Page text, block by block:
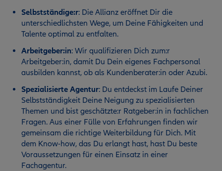
Selbstständige:r: Die Allianz eröffnet Dir die
unterschiedlichsten Wege, um Deine Fähigkeiten und
Talente optimal zu entfalten.
Arbeitgeber:in: Wir qualifizieren Dich zum:r
Arbeitgeber:in, damit Du Dein eigenes Fachpersonal
ausbilden kannst, ob als Kundenberater:in oder Azubi.
Spezialisierte Agentur: Du entdeckst im Laufe Deiner
Selbstständigkeit Deine Neigung zu spezialisierten
Themen und bist geschätzte:r Ratgeber:in in fachlichen
Fragen. Aus einer Fülle von Erfahrungen finden wir
gemeinsam die richtige Weiterbildung für Dich. Mit
dem Know-how, das Du erlangt hast, hast Du beste
Voraussetzungen für einen Einsatz in einer
Fachagentur.